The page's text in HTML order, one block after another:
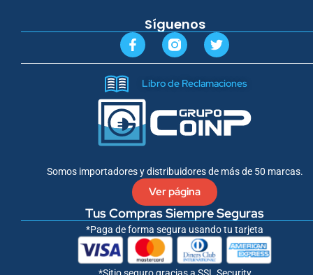
Somos importadores y distribuidores de más de 50 marcas.
Ver página
Tus Compras Siempre Seguras
*Paga de forma segura usando tu tarjeta
*Sitio seguro gracias a SSL Security
Síguenos
F
a
c
o
o
k
-
f
T
w
i
t
r
Libro de Reclamaciones